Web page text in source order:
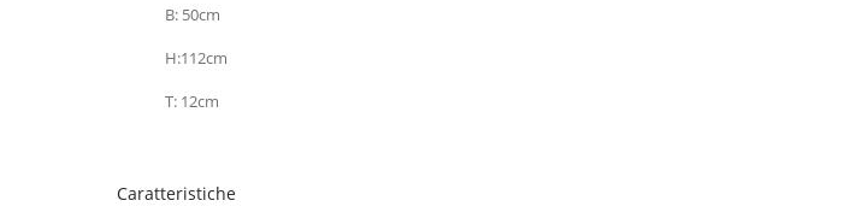
B: 50cm
H:112cm
T: 12cm
Caratteristiche